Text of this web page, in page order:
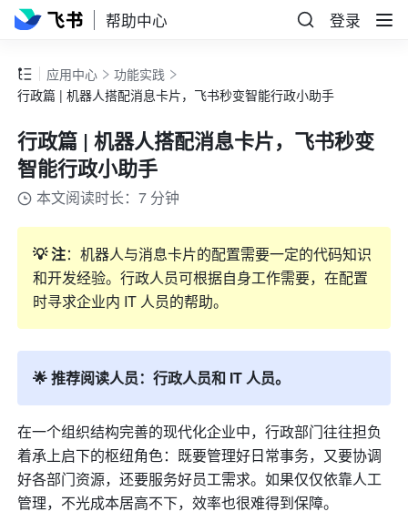
帮助中心 登录
应用中心
功能实践
行政篇 | 机器人搭配消息卡片，飞书秒变智能行政小助手
行政篇 | 机器人搭配消息卡片，飞书秒变
智能行政小助手
本文阅读时长：7 分钟
💡 注：机器人与消息卡片的配置需要一定的代码知识
和开发经验。行政人员可根据自身工作需要，在配置
时寻求企业内 IT 人员的帮助。
🌟 推荐阅读人员：行政人员和 IT 人员。
在一个组织结构完善的现代化企业中，行政部门往往担负
着承上启下的枢纽角色：既要管理好日常事务，又要协调
好各部门资源，还要服务好员工需求。如果仅仅依靠人工
管理，不光成本居高不下，效率也很难得到保障。